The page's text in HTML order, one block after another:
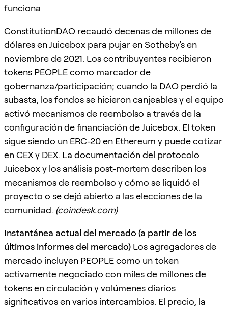
funciona
ConstitutionDAO recaudó decenas de millones de
dólares en Juicebox para pujar en Sotheby's en
noviembre de 2021. Los contribuyentes recibieron
tokens PEOPLE como marcador de
gobernanza/participación; cuando la DAO perdió la
subasta, los fondos se hicieron canjeables y el equipo
activó mecanismos de reembolso a través de la
configuración de financiación de Juicebox. El token
sigue siendo un ERC-20 en Ethereum y puede cotizar
en CEX y DEX. La documentación del protocolo
Juicebox y los análisis post-mortem describen los
mecanismos de reembolso y cómo se liquidó el
proyecto o se dejó abierto a las elecciones de la
comunidad. (coindesk.com)
Instantánea actual del mercado (a partir de los
últimos informes del mercado) Los agregadores de
mercado incluyen PEOPLE como un token
activamente negociado con miles de millones de
tokens en circulación y volúmenes diarios
significativos en varios intercambios. El precio, la